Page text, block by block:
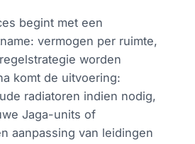
begint met een
vermogen per ruimte,
worden
komt de uitvoering:
radiatoren indien nodig,
Jaga-units of
aanpassing van leidingen